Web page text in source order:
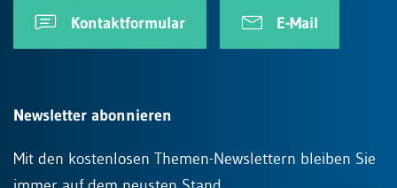
Kontaktformular E-Mail
Newsletter abonnieren
Mit den kostenlosen Themen-Newslettern bleiben Sie